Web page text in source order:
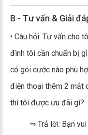
B - Tư vấn & Giải
• Câu hỏi: Tư vấn cho
đình tôi cần chuẩn bị
có gói cước nào phù
điện thoại thêm 2 mắt
thì tôi được ưu đãi gì?
⇒ Trả lời: Bạn